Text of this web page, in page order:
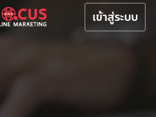
เข้าสู่ระบบ